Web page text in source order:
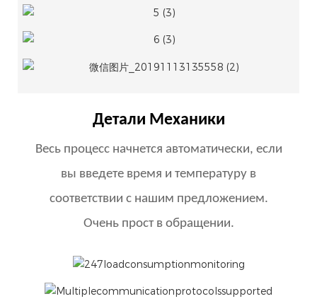
Детали Механики
Весь процесс начнется автоматически, если
вы введете время и температуру в
соответствии с нашим предложением.
Очень прост в обращении.